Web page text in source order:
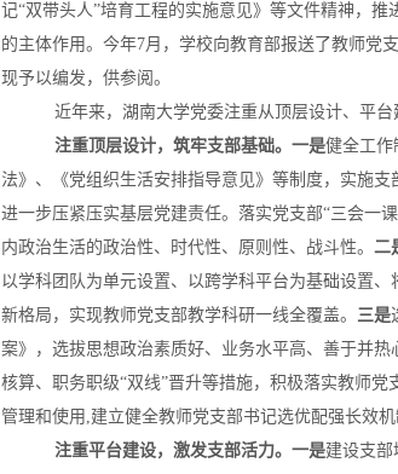
记“双带头人”培育工程的实施意见》等文件精神，
的主体作用。今年7月，学校向教育部报送了教师党
现予以编发，供参阅。
近年来，湖南大学党委注重从顶层设计、平台
注重顶层设计，筑牢支部基础。一是健全工作
法》、《党组织生活安排指导意见》等制度，实施
进一步压紧压实基层党建责任。落实党支部“三会一
内政治生活的政治性、时代性、原则性、战斗性。二
以学科团队为单元设置、以跨学科平台为基础设置
新格局，实现教师党支部教学科研一线全覆盖。 三是
案》，选拔思想政治素质好、业务水平高、善于并
核算、职务职级“双线”晋升等措施，积极落实教师
管理和使用,建立健全教师党支部书记选优配强长效机
注重平台建设，激发支部活力。一是建设支部